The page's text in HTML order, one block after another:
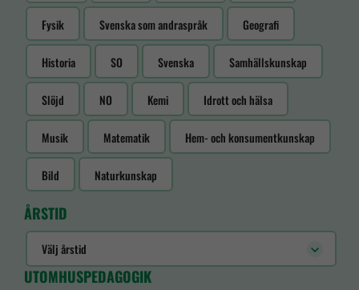
Fysik Svenska som andraspråk Geografi
Historia SO Svenska Samhällskunskap
Slöjd NO Kemi Idrott och hälsa
Musik Matematik Hem- och konsumentkunskap
Bild Naturkunskap
ÅRSTID
Välj årstid
UTOMHUSPEDAGOGIK